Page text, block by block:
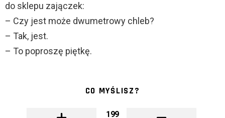
do sklepu zajączek:
– Czy jest może dwumetrowy chleb?
– Tak, jest.
– To poproszę piętkę.
CO MYŚLISZ?
199